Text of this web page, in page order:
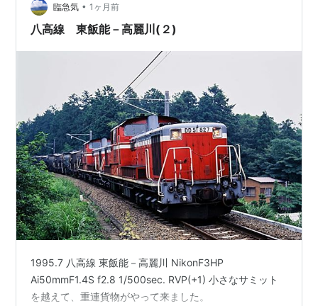
臨急気 • 1ヶ月前
八高線 東飯能－高麗川(２)
1995.7 八高線 東飯能－高麗川 NikonF3HP
Ai50mmF1.4S f2.8 1/500sec. RVP(+1) 小さなサミット
を越えて、重連貨物がやって来ました。